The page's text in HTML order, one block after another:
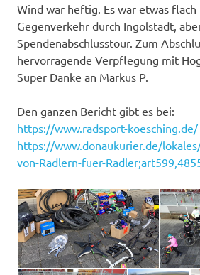
Wind war heftig. Es war etwas flach
Gegenverkehr durch Ingolstadt,
Spendenabschlusstour. Zum
hervorragende Verpflegung mit
Super Danke an Markus P.
Den ganzen Bericht gibt es bei:
https://www.radsport-koesching.de/
https://www.donaukurier.de/
von-Radlern-fuer-